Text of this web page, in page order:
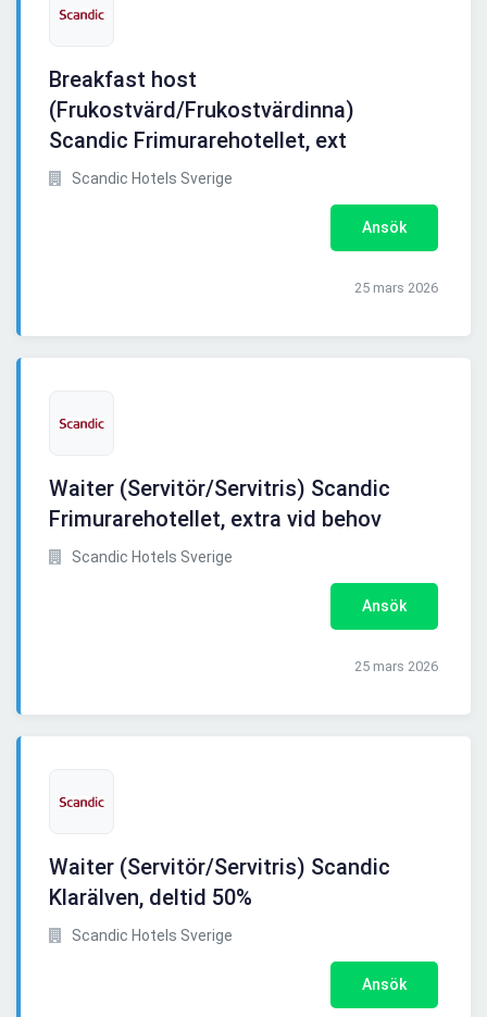
Breakfast host
(Frukostvärd/Frukostvärdinna)
Scandic Frimurarehotellet, ext
Scandic Hotels Sverige
Ansök
25 mars 2026
Waiter (Servitör/Servitris) Scandic
Frimurarehotellet, extra vid behov
Scandic Hotels Sverige
Ansök
25 mars 2026
Waiter (Servitör/Servitris) Scandic
Klarälven, deltid 50%
Scandic Hotels Sverige
Ansök